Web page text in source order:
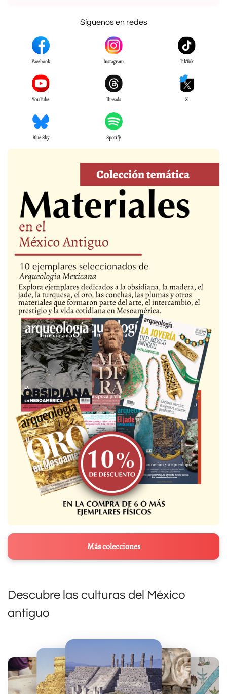
Síguenos en redes
Facebook Instagram TikTok
YouTube Threads X
Blue Sky Spotify
Más colecciones
Descubre las culturas del México
antiguo